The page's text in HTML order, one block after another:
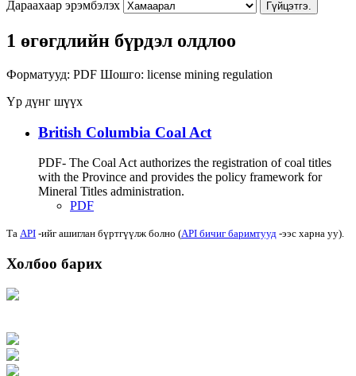
Дараахаар эрэмбэлэх Гүйцэтгэ.
1 өгөгдлийн бүрдэл олдлоо
Форматууд: PDF Шошго: license mining regulation
Үр дүнг шүүх
British Columbia Coal Act
PDF- The Coal Act authorizes the registration of coal titles
with the Province and provides the policy framework for
Mineral Titles administration.
PDF
Та API -ийг ашиглан бүртгүүлж болно (API бичиг баримтууд -ээс харна уу).
Холбоо барих